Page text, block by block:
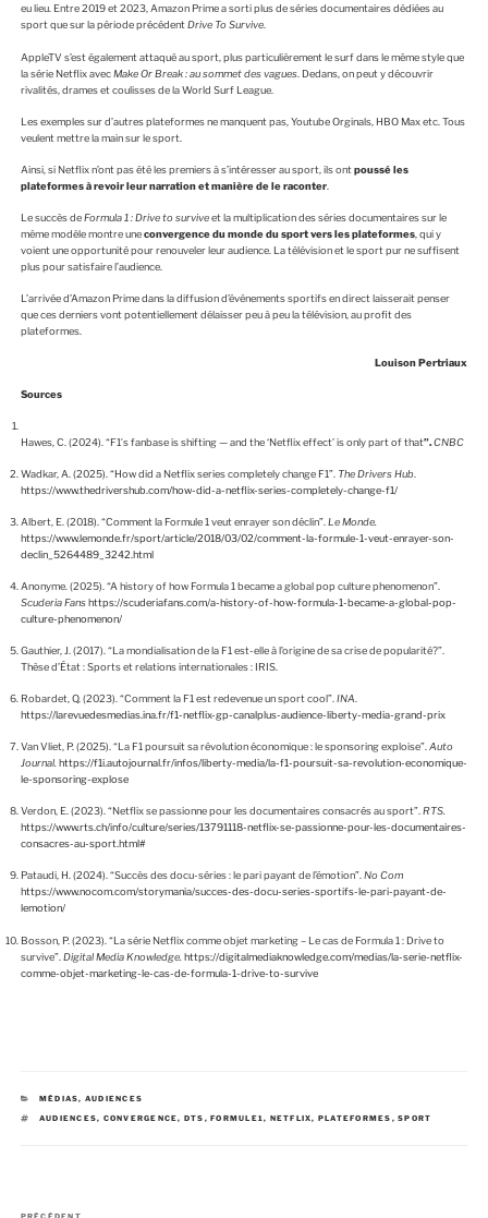
eu lieu. Entre 2019 et 2023, Amazon Prime a sorti plus de séries documentaires dédiées au
sport que sur la période précédentDrive To Survive.
AppleTV s’est également attaqué au sport, plus particulièrement le surf dans le même style que
la série Netflix avecMake Or Break : au sommet des vagues. Dedans, on peut y découvrir
rivalités, drames et coulisses de la World Surf League.
Les exemples sur d’autres plateformes ne manquent pas, Youtube Orginals, HBO Max etc. Tous
veulent mettre la main sur le sport.
Ainsi, si Netflix n’ont pas été les premiers à s’intéresser au sport, ils ontpoussé les
plateformes à revoir leur narration et manière de le raconter.
Le succès deFormula 1 : Drive to surviveet la multiplication des séries documentaires sur le
même modèle montre uneconvergence du monde du sport vers les plateformes, qui y
voient une opportunité pour renouveler leur audience. La télévision et le sport pur ne suffisent
plus pour satisfaire l’audience.
L’arrivée d’Amazon Prime dans la diffusion d’événements sportifs en direct laisserait penser
que ces derniers vont potentiellement délaisser peu à peu la télévision, au profit des
plateformes.
Louison Pertriaux
Sources
Hawes, C. (2024). “F1′s fanbase is shifting — and the ‘Netflix effect’ is only part of that”.CNBC
Wadkar, A. (2025). “How did a Netflix series completely change F1”. The Drivers Hub
https://www.thedrivershub.com/how-did-a-netflix-series-completely-change-f1/
Albert, E. (2018). “Comment la Formule 1 veut enrayer son déclin”. Le Monde.
https://www.lemonde.fr/sport/article/2018/03/02/comment-la-formule-1-veut-enrayer-son-
declin_5264489_3242.html
Anonyme. (2025). “A history of how Formula 1 became a global pop culture phenomenon”.
Scuderia Fanshttps://scuderiafans.com/a-history-of-how-formula-1-became-a-global-pop-
culture-phenomenon/
Gauthier, J. (2017). “La mondialisation de la F1 est-elle à l’origine de sa crise de popularité?”.
Thèse d’État : Sports et relations internationales : IRIS.
Robardet, Q. (2023). “Comment la F1 est redevenue un sport cool”.INA.
https://larevuedesmedias.ina.fr/f1-netflix-gp-canalplus-audience-liberty-media-grand-prix
Van Vliet, P. (2025). “La F1 poursuit sa révolution économique : le sponsoring exploise”.Auto
Journal. https://f1i.autojournal.fr/infos/liberty-media/la-f1-poursuit-sa-revolution-economique-
le-sponsoring-explose
Verdon, E. (2023). “Netflix se passionne pour les documentaires consacrés au sport”.RTS.
https://www.rts.ch/info/culture/series/13791118-netflix-se-passionne-pour-les-documentaires-
consacres-au-sport.html#
Pataudi, H. (2024). “Succès des docu-séries : le pari payant de l’émotion”.No Com
https://www.nocom.com/storymania/succes-des-docu-series-sportifs-le-pari-payant-de-
lemotion/
Bosson, P. (2023). “La série Netflix comme objet marketing – Le cas de Formula 1 : Drive to
survive”. Digital Media Knowledge. https://digitalmediaknowledge.com/medias/la-serie-netflix-
comme-objet-marketing-le-cas-de-formula-1-drive-to-survive
C
T
MÉDIAS, AUDIENCES
É
E
AUDIENCES, CONVERGENCE, DTS ,FORMULE1, NETFLIX, PLATEFORMES ,SPORT